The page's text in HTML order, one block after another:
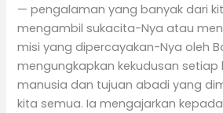
— pengalaman yang banyak dari
mengambil sukacita-Nya atau
misi yang dipercayakan-Nya oleh
mengungkapkan kekudusan setiap
manusia dan tujuan abadi yang
kita semua. Ia mengajarkan